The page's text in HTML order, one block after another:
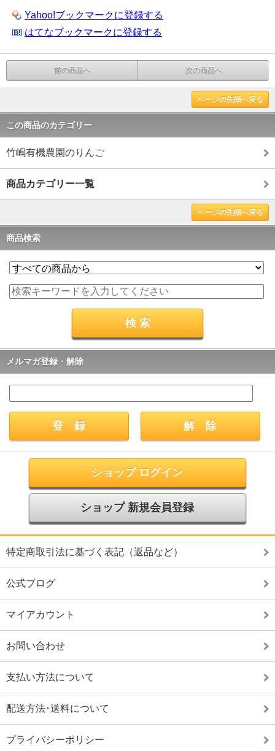
Yahoo!ブックマークに登録する
はてなブックマークに登録する
前の商品へ 次の商品へ
ページの先頭へ戻る
この商品のカテゴリー
竹嶋有機農園のりんご
商品カテゴリー一覧
ページの先頭へ戻る
商品検索
メルマガ登録・解除
ショップ ログイン
ショップ 新規会員登録
特定商取引法に基づく表記（返品など）
公式ブログ
マイアカウント
お問い合わせ
支払い方法について
配送方法･送料について
プライバシーポリシー